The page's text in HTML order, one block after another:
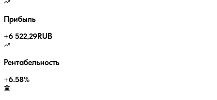
Прибыль
+6 522,29RUB
Рентабельность
+6.58%